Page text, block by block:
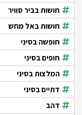
חושות בביר סוויר
חושות באל מחש
חופשה בסיני
חופים בסיני
המלצות בסיני
דתיים בסיני
דהב